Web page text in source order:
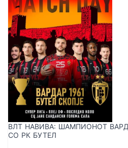
ВЛТ НАВИВА: ШАМПИОНОТ
СО РК БУТЕЛ